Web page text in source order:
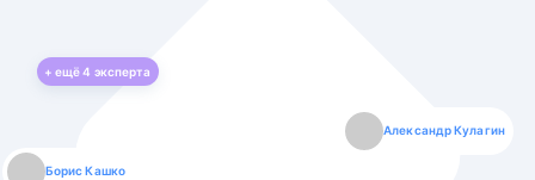
+ ещё4 эксперта
Борис Кашко
Александр Кулагин
Юлия Изоитко
Даниил Макаров
Александр Кулагин
Екатерина Лазаренко
Даниил Макаров
Борис Кашко
Екатерина Лазаренко
Юлия Изоитко